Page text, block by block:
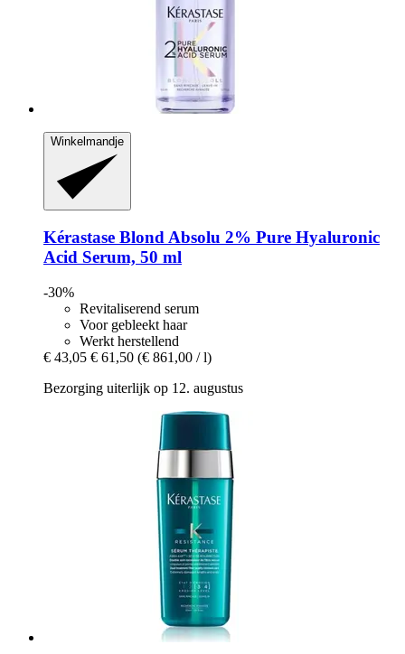
Winkelmandje
Kérastase Blond Absolu 2% Pure Hyaluronic
Acid Serum, 50 ml
-30%
Revitaliserend serum
Voor gebleekt haar
Werkt herstellend
€ 43,05 € 61,50 (€ 861,00 / l)
Bezorging uiterlijk op 12. augustus